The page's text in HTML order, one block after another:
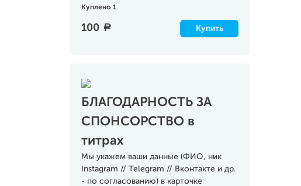
Куплено 1
100 a Купить
БЛАГОДАРНОСТЬ ЗА
СПОНСОРСТВО в
титрах
Мы укажем ваши данные (ФИО, ник
Instagram // Telegram // Вконтакте и др.
- по согласованию) в карточке